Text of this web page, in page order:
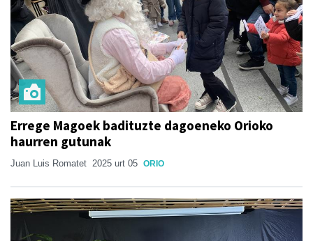
Errege Magoek badituzte dagoeneko Orioko
haurren gutunak
Juan Luis Romatet 2025 urt 05 ORIO